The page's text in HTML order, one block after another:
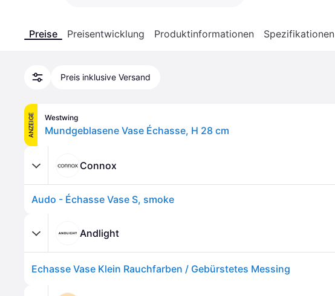
Preise Preisentwicklung Produktinformationen Spezifikationen
Preis inklusive Versand
ANZEIGE Westwing
Mundgeblasene Vase Échasse, H 28 cm
Connox
Audo - Échasse Vase S, smoke
Andlight
Echasse Vase Klein Rauchfarben / Gebürstetes Messing